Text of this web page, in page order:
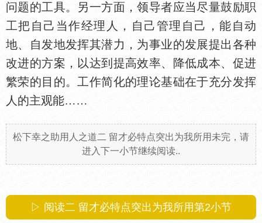
问题的工具。另一方面，领导者应当尽量鼓励职
工把自己当作经理人，自己管理自己，能自动
地、自发地发挥其潜力，为事业的发展提出各种
改进的方案，以达到提高效率、降低成本、促进
繁荣的目的。工作简化的理论基础在于充分发挥
人的主观能……
松下幸之助用人之道二 留才必特点突出为我所用未完，请
进入下一小节继续阅读..
▷ 阅读二 留才必特点突出为我所用第2小节